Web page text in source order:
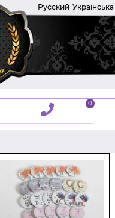
Русский Українська
0